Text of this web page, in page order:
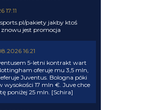
17:11
pakiety jakby ktoś
znowu jest promocja
16:21
5-letni kontrakt wart
oferuje mu 3,5 mln,
Juventus. Bologna póki
wysokości 17 mln €. Juve chce
poniżej 25 mln. [Schira]